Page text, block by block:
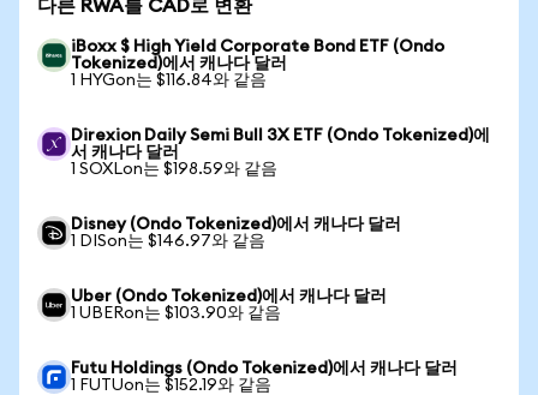
다른 RWA를 CAD로 변환
iBoxx $ High Yield Corporate Bond ETF (Ondo
Tokenized)에서 캐나다 달러
1 HYGon는 $116.84와 같음
Direxion Daily Semi Bull 3X ETF (Ondo Tokenized)에
서 캐나다 달러
1 SOXLon는 $198.59와 같음
Disney (Ondo Tokenized)에서 캐나다 달러
1 DISon는 $146.97와 같음
Uber (Ondo Tokenized)에서 캐나다 달러
1 UBERon는 $103.90와 같음
Futu Holdings (Ondo Tokenized)에서 캐나다 달러
1 FUTUon는 $152.19와 같음